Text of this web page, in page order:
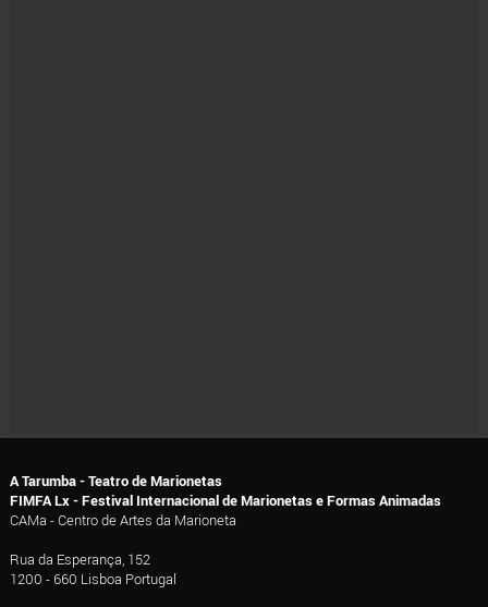
A Tarumba - Teatro de Marionetas
FIMFA Lx - Festival Internacional de Marionetas e Formas Animadas
CAMa - Centro de Artes da Marioneta
Rua da Esperança, 152
1200 - 660 Lisboa Portugal